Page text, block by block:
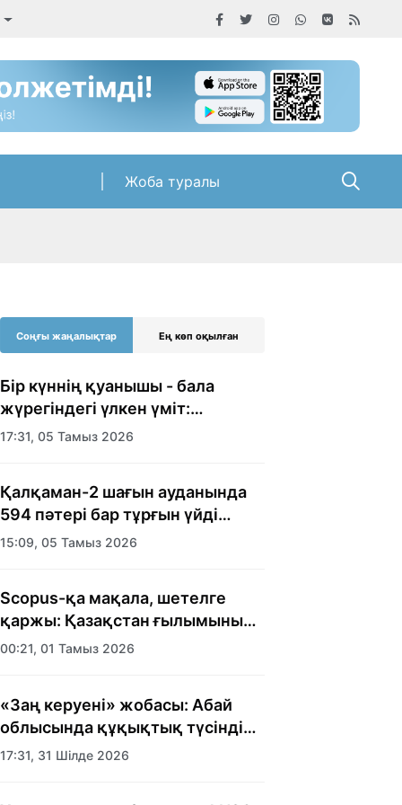
Жоба туралы
Соңғы жаңалықтар Ең көп оқылған
Бір күннің қуанышы - бала
жүрегіндегі үлкен үміт:
Алматыда балалар үйінің
17:31, 05 Тамыз 2026
Қалқаман-2 шағын ауданында
594 пәтері бар тұрғын үйді
салып бітті
15:09, 05 Тамыз 2026
Scopus-қа мақала, шетелге
қаржы: Қазақстан ғылымының
есебі кімге керек?
00:21, 01 Тамыз 2026
«Заң керуені» жобасы: Абай
облысында құқықтық түсіндіру
жұмыстары жалғасуда
17:31, 31 Шілде 2026